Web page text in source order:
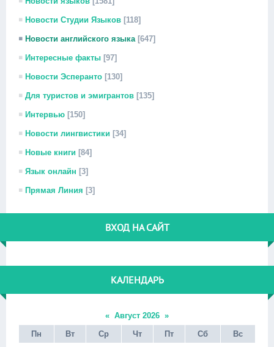
Новости Студии Языков [118]
Новости английского языка [647]
Интересные факты [97]
Новости Эсперанто [130]
Для туристов и эмигрантов [135]
Интервью [150]
Новости лингвистики [34]
Новые книги [84]
Язык онлайн [3]
Прямая Линия [3]
ВХОД НА САЙТ
КАЛЕНДАРЬ
« Август 2026 »
Пн
Вт Ср Чт Пт Сб Вс